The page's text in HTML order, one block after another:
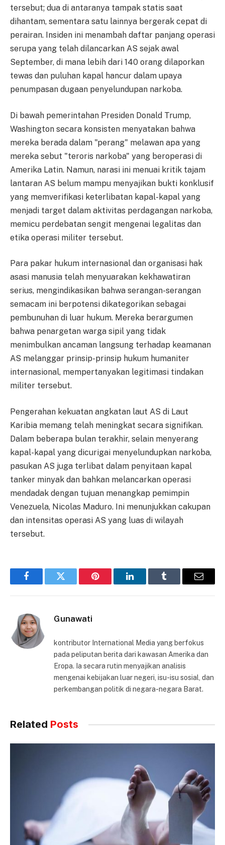
tersebut; dua di antaranya tampak statis saat
dihantam, sementara satu lainnya bergerak cepat di
perairan. Insiden ini menambah daftar panjang operasi
serupa yang telah dilancarkan AS sejak awal
September, di mana lebih dari 140 orang dilaporkan
tewas dan puluhan kapal hancur dalam upaya
penumpasan dugaan penyelundupan narkoba.
Di bawah pemerintahan Presiden Donald Trump,
Washington secara konsisten menyatakan bahwa
mereka berada dalam "perang" melawan apa yang
mereka sebut "teroris narkoba" yang beroperasi di
Amerika Latin. Namun, narasi ini menuai kritik tajam
lantaran AS belum mampu menyajikan bukti konklusif
yang memverifikasi keterlibatan kapal-kapal yang
menjadi target dalam aktivitas perdagangan narkoba,
memicu perdebatan sengit mengenai legalitas dan
etika operasi militer tersebut.
Para pakar hukum internasional dan organisasi hak
asasi manusia telah menyuarakan kekhawatiran
serius, mengindikasikan bahwa serangan-serangan
semacam ini berpotensi dikategorikan sebagai
pembunuhan di luar hukum. Mereka berargumen
bahwa penargetan warga sipil yang tidak
menimbulkan ancaman langsung terhadap keamanan
AS melanggar prinsip-prinsip hukum humaniter
internasional, mempertanyakan legitimasi tindakan
militer tersebut.
Pengerahan kekuatan angkatan laut AS di Laut
Karibia memang telah meningkat secara signifikan.
Dalam beberapa bulan terakhir, selain menyerang
kapal-kapal yang dicurigai menyelundupkan narkoba,
pasukan AS juga terlibat dalam penyitaan kapal
tanker minyak dan bahkan melancarkan operasi
mendadak dengan tujuan menangkap pemimpin
Venezuela, Nicolas Maduro. Ini menunjukkan cakupan
dan intensitas operasi AS yang luas di wilayah
tersebut.
FacebookTwitter Pinterest LinkedInTumblr Email
Gunawati
kontributor International Media yang berfokus
pada peliputan berita dari kawasan Amerika dan
Eropa. Ia secara rutin menyajikan analisis
mengenai kebijakan luar negeri, isu-isu sosial, dan
perkembangan politik di negara-negara Barat.
Related Posts